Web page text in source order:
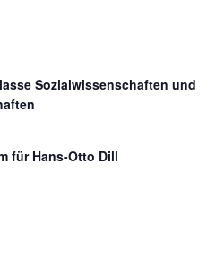
Sozialwissenschaften und
für Hans-Otto Dill